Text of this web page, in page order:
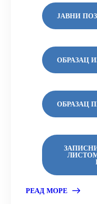
ЈАВНИ
ОБРАЗАЦ
ОБРАЗАЦ
РЕАД МОРЕ